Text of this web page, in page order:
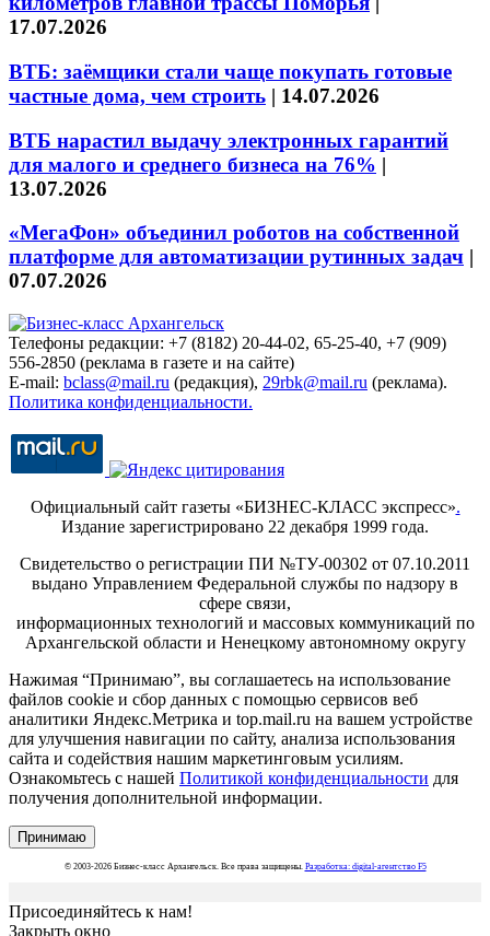
17.07.2026
ВТБ: заёмщики стали чаще покупать готовые
частные дома, чем строить | 14.07.2026
ВТБ нарастил выдачу электронных гарантий
для малого и среднего бизнеса на 76% |
13.07.2026
«МегаФон» объединил роботов на собственной
платформе для автоматизации рутинных задач |
07.07.2026
Телефоны редакции: +7 (8182) 20-44-02, 65-25-40, +7 (909)
556-2850 (реклама в газете и на сайте)
E-mail: bclass@mail.ru (редакция), 29rbk@mail.ru (реклама).
Политика конфиденциальности.
Официальный сайт газеты «БИЗНЕС-КЛАСС экспресс».
Издание зарегистрировано 22 декабря 1999 года.
Свидетельство о регистрации ПИ №ТУ-00302 от 07.10.2011
выдано Управлением Федеральной службы по надзору в
сфере связи,
информационных технологий и массовых коммуникаций по
Архангельской области и Ненецкому автономному округу
Нажимая “Принимаю”, вы соглашаетесь на использование
файлов cookie и сбор данных с помощью сервисов веб
аналитики Яндекс.Метрика и top.mail.ru на вашем устройстве
для улучшения навигации по сайту, анализа использования
сайта и содействия нашим маркетинговым усилиям.
Ознакомьтесь с нашей Политикой конфиденциальности для
получения дополнительной информации.
Принимаю
© 2003-2026 Бизнес-класс Архангельск. Все права защищены. Разработка: digital-агентство F5
Присоединяйтесь к нам!
Закрыть окно